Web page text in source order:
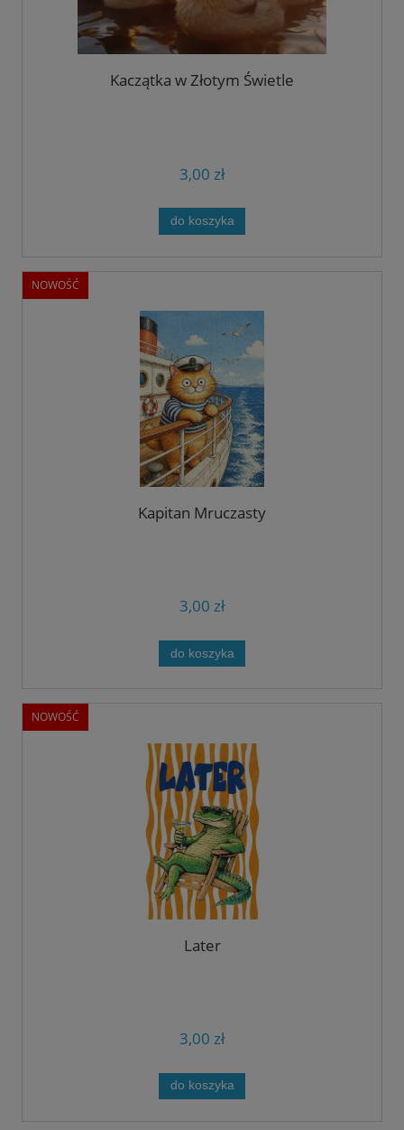
Kaczątka w Złotym Świetle
3,00 zł
do koszyka
Kapitan Mruczasty
3,00 zł
do koszyka
NOWOŚĆ
Later
3,00 zł
do koszyka
NOWOŚĆ